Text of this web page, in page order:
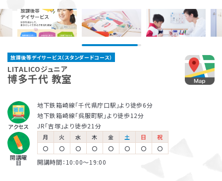
入会までの流れ
児童発達支援
放課後等デイサービス
放課後等デイサービス（スタンダードコース）
LITALICOジュニア
博多千代 教室
アクセス
地下鉄箱崎線「千代県庁口駅」より徒歩6分
地下鉄箱崎線「呉服町駅」より徒歩12分
JR「吉塚」より徒歩21分
開講曜
日
月 火 水 木 金 土 日
祝
〇
〇 〇 〇 〇 〇 〇 〇
開講時間：10:00〜19:00
たい!」をかなえるためのスキルを獲得できるように、また
「できる」「できた」を増やしていくために、お子さま一人ひ
とりにあった得意な学び方や好きなものを活用して楽し
く、興味度高く学べるように工夫しています。さらに「どの
ような環境がお子さまにあっているのか」「何があったら
得意をいかせるのか」を分析することで、お子さまが過ご
環境整備については、保護者さまや園・学校にお伝えする
ことで日常に広げていきます。お子さまがより「自分らしく
生きること」を大切にし、個の要因と環境要因、双方にバ
ランスよく働きかけていきます。
とで、よりお子さまに合ったサポート方法を見つけること
ができます。また、行動の原理を利用することで、新しい
行動を獲得したり、できていることを継続的に続けられ
る、他の場面に広げていく、などにもつなげていくことが
できます。
身辺の自立や発信/表現、セルフコントロールなど10項
目でチェックしています。
鳥取大学 大学院
医学系研究科 臨床心理学講座
ャルアドバイザー
著書『家庭で無理なく楽しくでき
る生活・学習課題46― 自閉症
の子どものためのABA 基本プロ
田中 康雄
北海道大学 名誉教授
法を考えます。
松本 好
各教室を巡回し、行動面や学習面
放課後等デイサービスとは、児童福祉法に基づくサービ
スの一つです。早期に必要な指導を受け、将来的な本人
達の遅れが気になるお子さまの利用も幅広くおこなわれ
ています。自治体の定める日数と自己負担額の範囲でご
利用可能です。
保育所等訪問支援とは、児童福祉法に基づくサービス
で、児童発達支援や放課後等デイサービスと同じ「障害
学校など、お子さまが普段通っている施設に支援員が訪
問し、集団生活への適応をサポートします。
LITALICOジュニアでは、保護者さま向けのサービス「ペ
アレントトレーニング」というプログラムを提供していま
し、自分もお子さまも楽しくできるヒントがたくさん詰まっ
ている考え方を学ぶプログラムです。
（小学1年～高校3年）に分かれており、受給者証をお持
ちの方がご利用いただけます。